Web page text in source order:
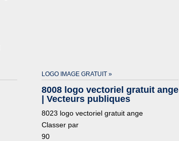
LOGO IMAGE GRATUIT »
8008 logo vectoriel gratuit ange
| Vecteurs publiques
8023 logo vectoriel gratuit ange
Classer par
90